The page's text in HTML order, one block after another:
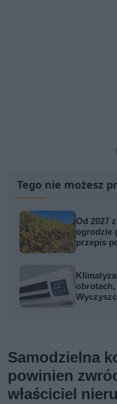
Tego nie możesz
Od 2027
ogrodzie
przepis
Samodzielna
powinien
właściciel